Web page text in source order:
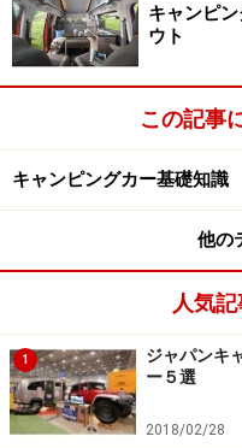
キャンピングカーにと
適に過ごすための生命
の鉛バッテリーより格
ッテリーは、まさにキ
のです。
エアコンはじめ家電製品
さて、日産がこうした
般の自動車メーカーが
るのか？ と思われた方
キャンピ
ウト
この記事
キャンピングカー基礎知識
他の
人気
1
ジャパンキ
ー５選
2018/02/28